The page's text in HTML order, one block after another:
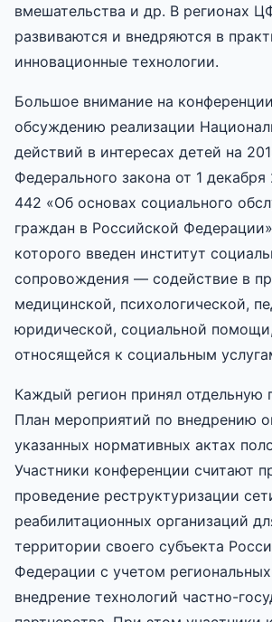
вмешательства и др. В регионах
развиваются и внедряются в
инновационные технологии.
Большое внимание на
обсуждению реализации
действий в интересах детей на
Федерального закона от 1
442 «Об основах социального
граждан в Российской
которого введен институт
сопровождения — содействие в
медицинской, психологической,
юридической, социальной
относящейся к социальным
Каждый регион принял отдельную
План мероприятий по внедрению
указанных нормативных актах
Участники конференции считают
проведение реструктуризации
реабилитационных организаций
территории своего субъекта
Федерации с учетом
внедрение технологий частно-